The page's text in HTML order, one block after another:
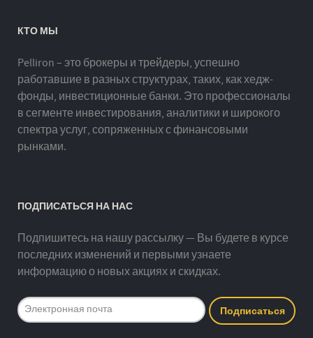
КТО МЫ
Pelliron – это брокеры и трейдеры, успешно
работавшие в разных структурах, таких, как хедж-
фонды, инвестиционные банки. Это профессионалы
в сегменте инвестирования, аналитики и широкого
спектра услуг, сопряженных с финансовыми
рынками.
ПОДПИСАТЬСЯ НА НАС
Подпишитесь на нашу рассылку — Вы будете в курсе
последних изменений и первыми узнаете
информацию о новых акциях и скидках.